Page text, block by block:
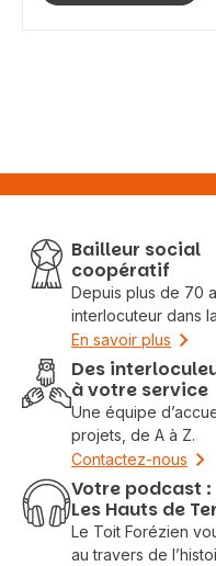
Bailleur social
coopératif
Depuis plus de 70
interlocuteur dans
En savoir plus
Des
à votre service
Une équipe
projets, de A à Z.
Contactez-nous
Votre podcast :
Les Hauts de
Le Toit Forézien
au travers de